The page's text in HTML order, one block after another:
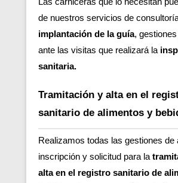
de nuestros servicios de
implantación de la guía,
ante las visitas que realizará la
sanitaria.
Tramitación y alta en el
sanitario de alimentos y
Realizamos todas las gestiones de
inscripción y solicitud para la
alta en el registro sanitario de